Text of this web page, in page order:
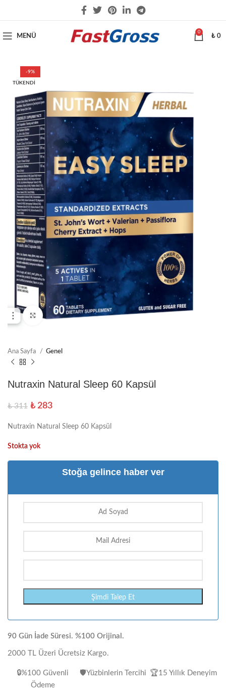
MENÜ
0
₺ 0
-9%
TÜKENDI
Büyütmek için tıklayın
Ana Sayfa Genel
Nutraxin Natural Sleep 60 Kapsül
₺311 ₺ 283
Nutraxin Natural Sleep 60 Kapsül
Stokta yok
Stoğa gelince haber ver
90 Gün İade Süresi. %100 Orijinal.
2000 TL Üzeri Ücretsiz Kargo.
🔒%100 Güvenli
Ödeme
🛡️Yüzbinlerin Tercihi 🏆15 Yıllık Deneyim